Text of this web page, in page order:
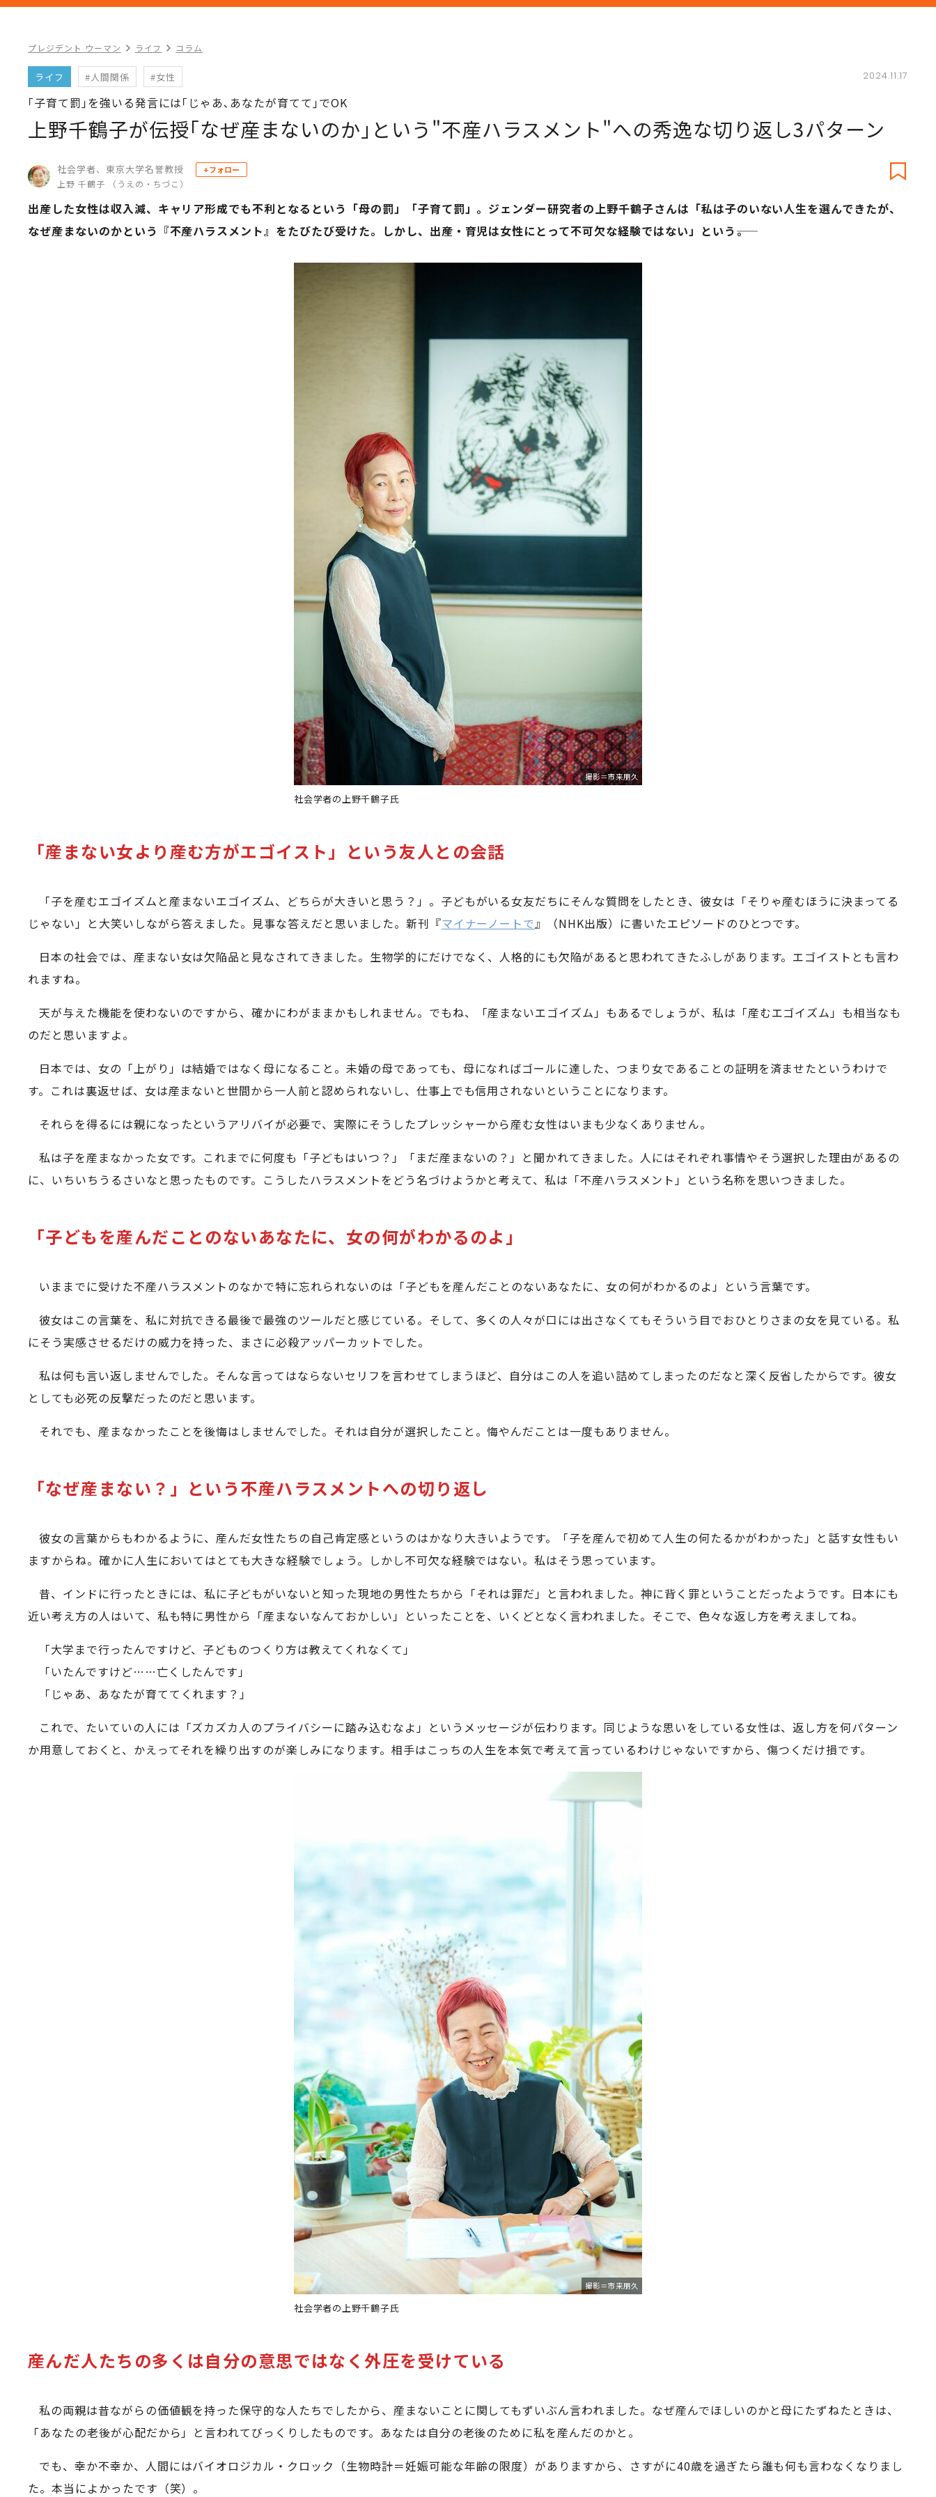
プレジデント ウーマン ライフ コラム
ライフ #人間関係 #女性 2024.11.17
｢子育て罰｣を強いる発言には｢じゃあ､あなたが育てて｣でOK
上野千鶴子が伝授｢なぜ産まないのか｣という"不産ハラスメント"への秀逸な切り返し3パターン
社会学者、東京大学名誉教授
上野 千鶴子 （うえの・ちづこ）
+フォロー
出産した女性は収入減、キャリア形成でも不利となるという「母の罰」「子育て罰」。ジェンダー研究者の上野千鶴子さんは「私は子のいない人生を選んできたが、
なぜ産まないのかという『不産ハラスメント』をたびたび受けた。しかし、出産・育児は女性にとって不可欠な経験ではない」という――。
撮影＝市来朋久
社会学者の上野千鶴子氏
「産まない女より産む方がエゴイスト」という友人との会話
「子を産むエゴイズムと産まないエゴイズム、どちらが大きいと思う？」。子どもがいる女友だちにそんな質問をしたとき、彼女は「そりゃ産むほうに決まってる
じゃない」と大笑いしながら答えました。見事な答えだと思いました。新刊『マイナーノートで』（NHK出版）に書いたエピソードのひとつです。
日本の社会では、産まない女は欠陥品と見なされてきました。生物学的にだけでなく、人格的にも欠陥があると思われてきたふしがあります。エゴイストとも言わ
れますね。
天が与えた機能を使わないのですから、確かにわがままかもしれません。でもね、「産まないエゴイズム」もあるでしょうが、私は「産むエゴイズム」も相当なも
のだと思いますよ。
日本では、女の「上がり」は結婚ではなく母になること。未婚の母であっても、母になればゴールに達した、つまり女であることの証明を済ませたというわけで
す。これは裏返せば、女は産まないと世間から一人前と認められないし、仕事上でも信用されないということになります。
それらを得るには親になったというアリバイが必要で、実際にそうしたプレッシャーから産む女性はいまも少なくありません。
私は子を産まなかった女です。これまでに何度も「子どもはいつ？」「まだ産まないの？」と聞かれてきました。人にはそれぞれ事情やそう選択した理由があるの
に、いちいちうるさいなと思ったものです。こうしたハラスメントをどう名づけようかと考えて、私は「不産ハラスメント」という名称を思いつきました。
「子どもを産んだことのないあなたに、女の何がわかるのよ」
いままでに受けた不産ハラスメントのなかで特に忘れられないのは「子どもを産んだことのないあなたに、女の何がわかるのよ」という言葉です。
彼女はこの言葉を、私に対抗できる最後で最強のツールだと感じている。そして、多くの人々が口には出さなくてもそういう目でおひとりさまの女を見ている。私
にそう実感させるだけの威力を持った、まさに必殺アッパーカットでした。
私は何も言い返しませんでした。そんな言ってはならないセリフを言わせてしまうほど、自分はこの人を追い詰めてしまったのだなと深く反省したからです。彼女
としても必死の反撃だったのだと思います。
それでも、産まなかったことを後悔はしませんでした。それは自分が選択したこと。悔やんだことは一度もありません。
「なぜ産まない？」という不産ハラスメントへの切り返し
彼女の言葉からもわかるように、産んだ女性たちの自己肯定感というのはかなり大きいようです。「子を産んで初めて人生の何たるかがわかった」と話す女性もい
ますからね。確かに人生においてはとても大きな経験でしょう。しかし不可欠な経験ではない。私はそう思っています。
昔、インドに行ったときには、私に子どもがいないと知った現地の男性たちから「それは罪だ」と言われました。神に背く罪ということだったようです。日本にも
近い考え方の人はいて、私も特に男性から「産まないなんておかしい」といったことを、いくどとなく言われました。そこで、色々な返し方を考えましてね。
「大学まで行ったんですけど、子どものつくり方は教えてくれなくて」
「いたんですけど……亡くしたんです」
「じゃあ、あなたが育ててくれます？」
これで、たいていの人には「ズカズカ人のプライバシーに踏み込むなよ」というメッセージが伝わります。同じような思いをしている女性は、返し方を何パターン
か用意しておくと、かえってそれを繰り出すのが楽しみになります。相手はこっちの人生を本気で考えて言っているわけじゃないですから、傷つくだけ損です。
撮影＝市来朋久
社会学者の上野千鶴子氏
産んだ人たちの多くは自分の意思ではなく外圧を受けている
私の両親は昔ながらの価値観を持った保守的な人たちでしたから、産まないことに関してもずいぶん言われました。なぜ産んでほしいのかと母にたずねたときは、
「あなたの老後が心配だから」と言われてびっくりしたものです。あなたは自分の老後のために私を産んだのかと。
でも、幸か不幸か、人間にはバイオロジカル・クロック（生物時計＝妊娠可能な年齢の限度）がありますから、さすがに40歳を過ぎたら誰も何も言わなくなりまし
た。本当によかったです（笑）。